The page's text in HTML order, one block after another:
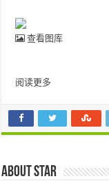
查看图库
阅读更多
About star